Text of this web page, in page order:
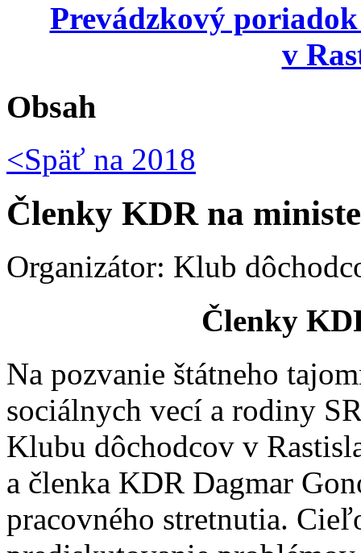
Prevádzkový
v
Obsah
<Späť na 2018
Členky KDR na
Organizátor: Klub
Členky
Na pozvanie štátneho
sociálnych vecí a rodiny
Klubu dôchodcov v
a členka KDR Dagmar
pracovného stretnutia.